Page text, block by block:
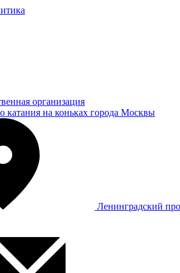
организация
катания на коньках города Москвы
Ленинградский